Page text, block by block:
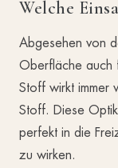
Welche
Abgesehen von
Oberfläche auch
Stoff wirkt immer
Stoff. Diese
perfekt in die
zu wirken.